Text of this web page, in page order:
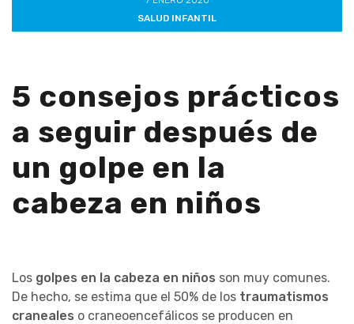
SALUD INFANTIL
5 consejos prácticos
a seguir después de
un golpe en la
cabeza en niños
Los golpes en la cabeza en niños son muy comunes.
De hecho, se estima que el 50% de los traumatismos
craneales o craneoencefálicos se producen en